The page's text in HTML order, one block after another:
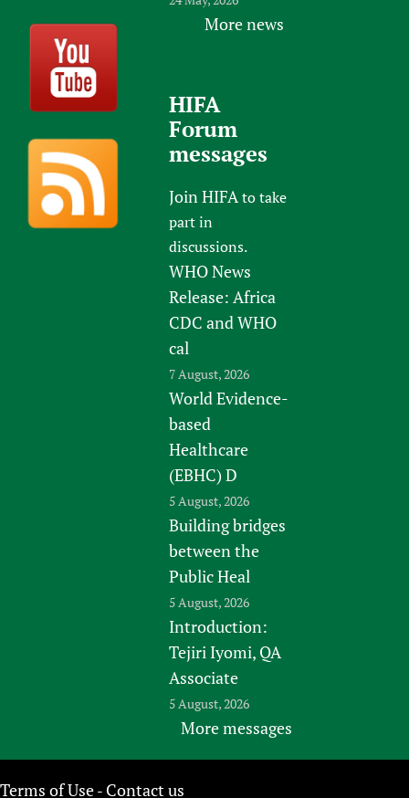
More news
HIFA
Forum
messages
Join HIFAto take
part in
discussions.
WHO News
Release: Africa
CDC and WHO
cal
7 August, 2026
World Evidence-
based
Healthcare
(EBHC) D
5 August, 2026
Building bridges
between the
Public Heal
5 August, 2026
Introduction:
Tejiri Iyomi, QA
Associate
5 August, 2026
More messages
Terms of Use- Contact us